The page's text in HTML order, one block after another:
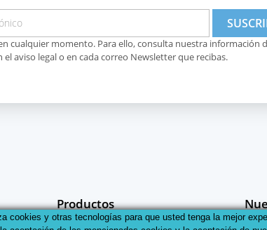
cualquier momento. Para ello, consulta nuestra información
el aviso legal o en cada correo Newsletter que recibas.
Productos
Ofertas
cookies y otras tecnologías para que usted tenga la mejor